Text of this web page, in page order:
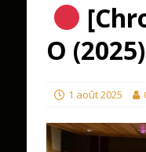
O
1 août 2025